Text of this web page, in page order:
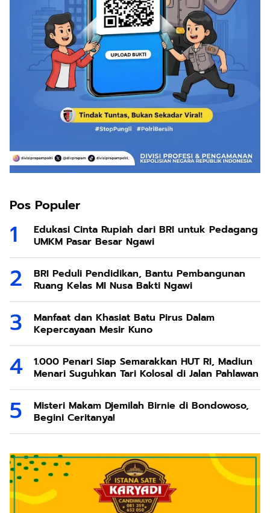
Pos Populer
Edukasi Cinta Rupiah dari BRI untuk Pedagang
UMKM Pasar Besar Ngawi
BRI Peduli Pendidikan, Bantu Pembangunan
Ruang Kelas MI Nusa Bakti Ngawi
Manfaat dan Khasiat Batu Pirus Dalam
Kepercayaan Mesir Kuno
1.000 Penari Siap Semarakkan HUT RI, Madiun
Menari Suguhkan Tari Kolosal di Jalan Pahlawan
Misteri Makam Djemilah Birnie di Bondowoso,
Begini Ceritanya!